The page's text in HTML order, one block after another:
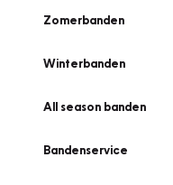
Zomerbanden
Winterbanden
All season banden
Bandenservice